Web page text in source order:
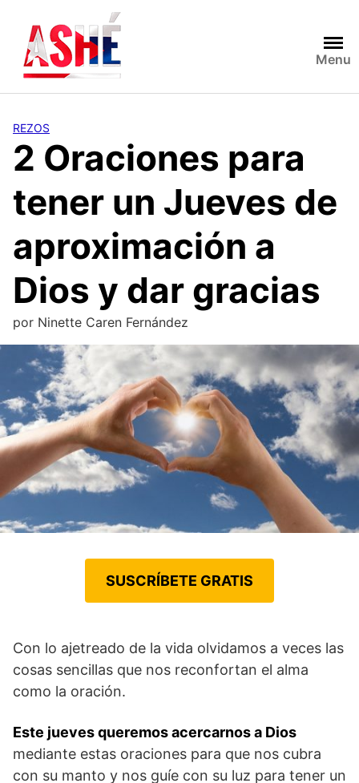
contenido
Menu
REZOS
2 Oraciones para
tener un Jueves de
aproximación a
Dios y dar gracias
por Ninette Caren Fernández
SUSCRÍBETE GRATIS
Con lo ajetreado de la vida olvidamos a veces las
cosas sencillas que nos reconfortan el alma
como la oración.
Este jueves queremos acercarnos a Dios
mediante estas oraciones para que nos cubra
con su manto y nos guíe con su luz para tener un